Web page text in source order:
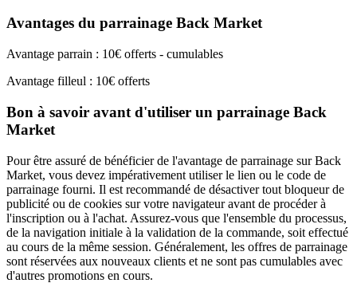
Avantages du parrainage Back Market
Avantage parrain : 10€ offerts - cumulables
Avantage filleul : 10€ offerts
Bon à savoir avant d'utiliser un parrainage Back
Market
Pour être assuré de bénéficier de l'avantage de parrainage sur Back
Market, vous devez impérativement utiliser le lien ou le code de
parrainage fourni. Il est recommandé de désactiver tout bloqueur de
publicité ou de cookies sur votre navigateur avant de procéder à
l'inscription ou à l'achat. Assurez-vous que l'ensemble du processus,
de la navigation initiale à la validation de la commande, soit effectué
au cours de la même session. Généralement, les offres de parrainage
sont réservées aux nouveaux clients et ne sont pas cumulables avec
d'autres promotions en cours.